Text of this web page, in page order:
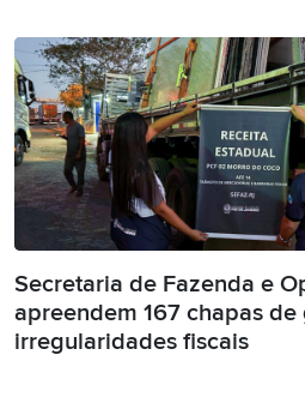
Secretaria de Fazenda e
apreendem 167 chapas
irregularidades fiscais